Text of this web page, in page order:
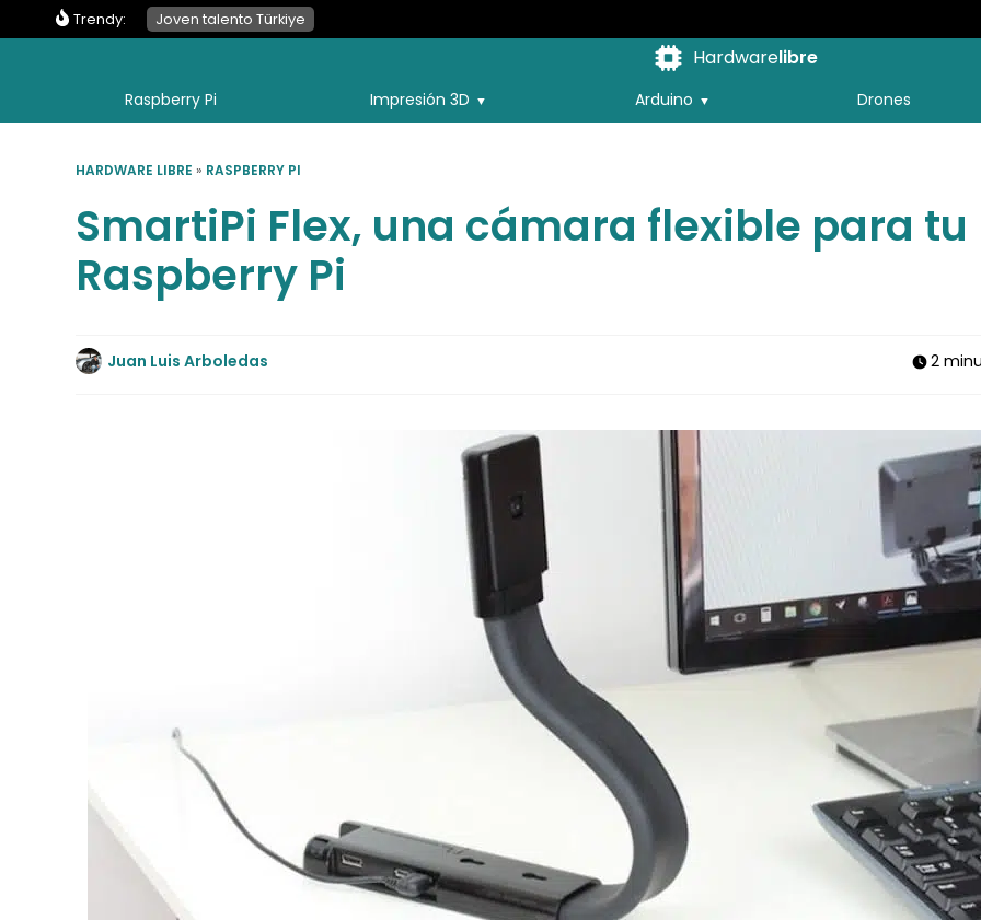
Hardwarelibre
Raspberry Pi Impresión 3D Arduino Drones
Trendy: Joven talento Türkiye
HARDWARE LIBRE » RASPBERRY PI
SmartiPi Flex, una cámara flexible para tu
Raspberry Pi
Juan Luis Arboledas 2